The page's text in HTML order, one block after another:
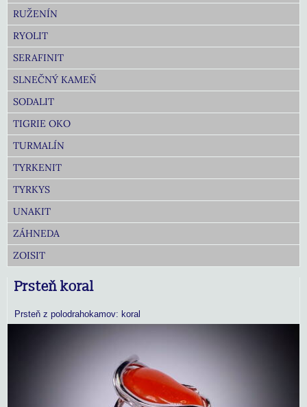
RUŽENÍN
RYOLIT
SERAFINIT
SLNEČNÝ KAMEŇ
SODALIT
TIGRIE OKO
TURMALÍN
TYRKENIT
TYRKYS
UNAKIT
ZÁHNEDA
ZOISIT
Prsteň koral
Prsteň z polodrahokamov: koral